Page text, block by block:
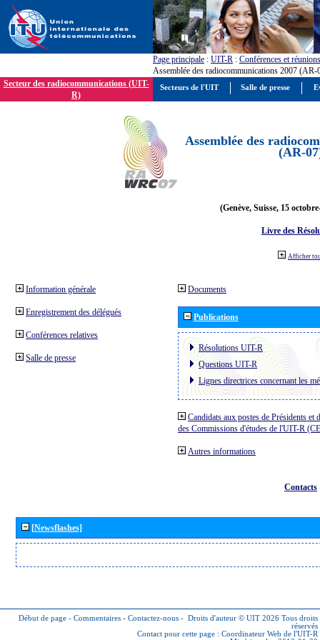
Page principale : UIT-R : Conférences et réunions
Assemblée des radiocommunications 2007 (AR-
Secteur des radiocommunications (UIT-
R)
Assemblée des
(AR-
(Genève, Suisse, 15
Livre des
Afficher
Information générale
Enregistrement des délégués
Conférences relatives
Salle de presse
Documents
Publications
Résolutions UIT-R
Questions UIT-R
Lignes directrices concernant les
Candidats aux postes de Présidents et
des Commissions d'études de l'UIT-R
Autres informations
Contacts
[Newsflashes]
Début de page - Commentaires - Contactez-nous - Droits d'auteur © UIT 2026 Tous droits
réservés
Contact pour cette page : Coordinateur Web de l'UIT-R
Secteurs de l'UIT Salle de presse